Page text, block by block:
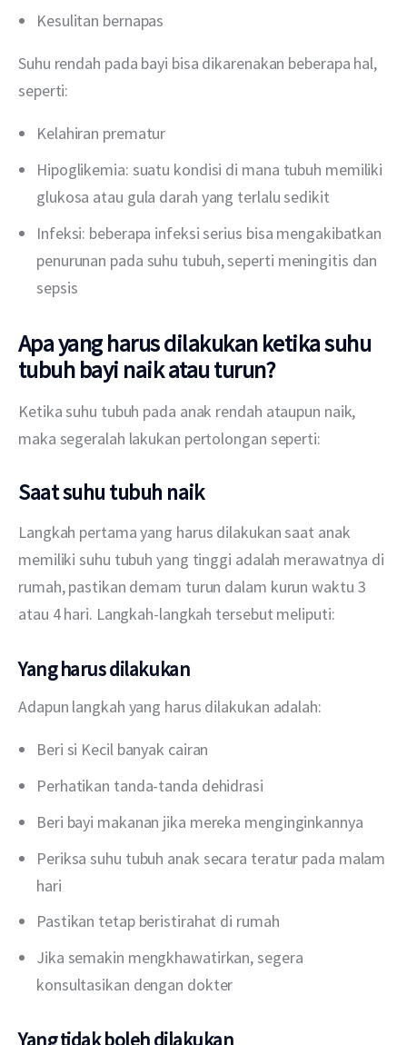
Kesulitan bernapas
Suhu rendah pada bayi bisa dikarenakan beberapa hal,
seperti:
Kelahiran prematur
Hipoglikemia: suatu kondisi di mana tubuh memiliki
glukosa atau gula darah yang terlalu sedikit
Infeksi: beberapa infeksi serius bisa mengakibatkan
penurunan pada suhu tubuh, seperti meningitis dan
sepsis
Apa yang harus dilakukan ketika suhu
tubuh bayi naik atau turun?
Ketika suhu tubuh pada anak rendah ataupun naik,
maka segeralah lakukan pertolongan seperti:
Saat suhu tubuh naik
Langkah pertama yang harus dilakukan saat anak
memiliki suhu tubuh yang tinggi adalah merawatnya di
rumah, pastikan demam turun dalam kurun waktu 3
atau 4 hari. Langkah-langkah tersebut meliputi:
Yang harus dilakukan
Adapun langkah yang harus dilakukan adalah:
Beri si Kecil banyak cairan
Perhatikan tanda-tanda dehidrasi
Beri bayi makanan jika mereka menginginkannya
Periksa suhu tubuh anak secara teratur pada malam
hari
Pastikan tetap beristirahat di rumah
Jika semakin mengkhawatirkan, segera
konsultasikan dengan dokter
Yang tidak boleh dilakukan